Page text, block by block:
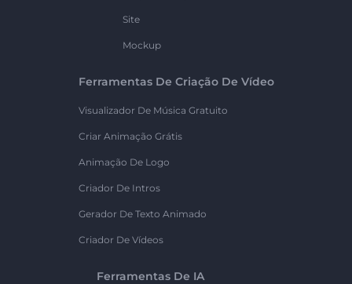
Site
Mockup
Ferramentas De Criação De Vídeo
Visualizador De Música Gratuito
Criar Animação Grátis
Animação De Logo
Criador De Intros
Gerador De Texto Animado
Criador De Vídeos
Ferramentas De IA